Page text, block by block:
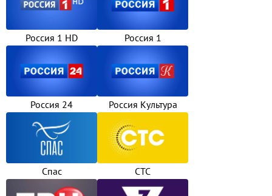
Россия 1 HD Россия 1
Россия 24 Россия Культура
Спас СТС